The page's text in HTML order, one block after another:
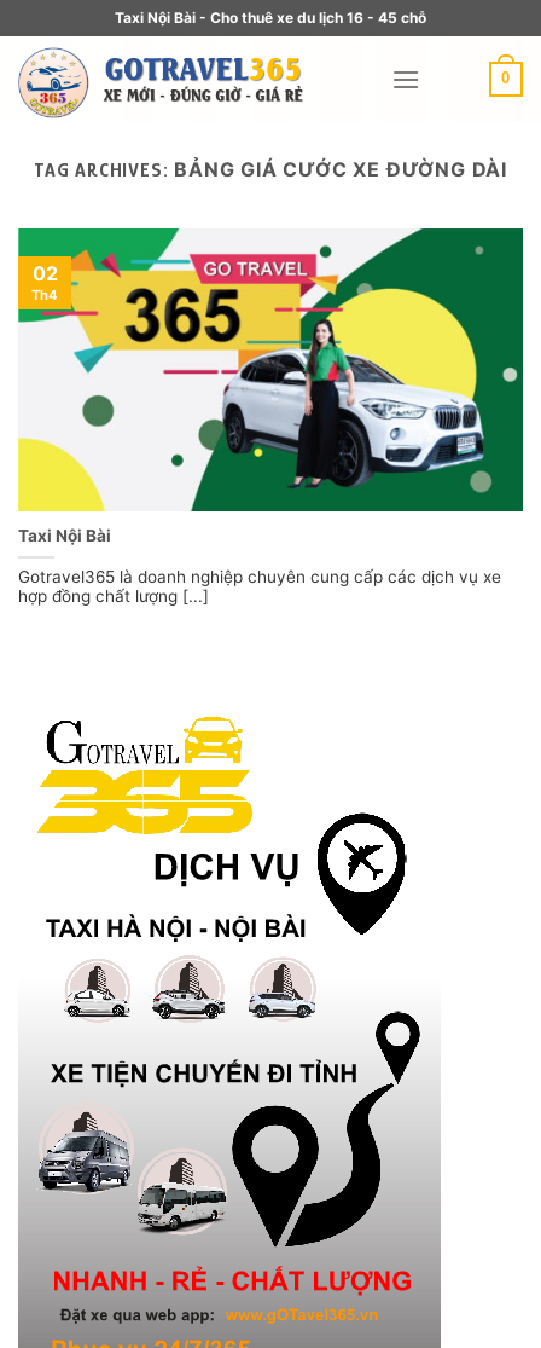
Taxi Nội Bài - Cho thuê xe du lịch 16 - 45 chỗ
0
TAG ARCHIVES: BẢNG GIÁ CƯỚC XE ĐƯỜNG DÀI
Taxi Nội Bài
Gotravel365 là doanh nghiệp chuyên cung cấp các dịch vụ xe
hợp đồng chất lượng [...]
02
Th4